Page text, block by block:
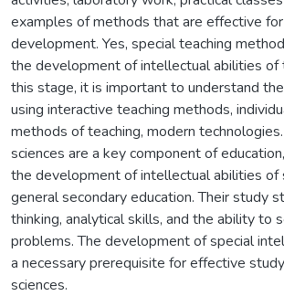
examples of methods that are effective for
development. Yes, special teaching
the development of intellectual abilities of
this stage, it is important to understand
using interactive teaching methods,
methods of teaching, modern
sciences are a key component of
the development of intellectual abilities of
general secondary education. Their study
thinking, analytical skills, and the ability to
problems. The development of special
a necessary prerequisite for effective
sciences.